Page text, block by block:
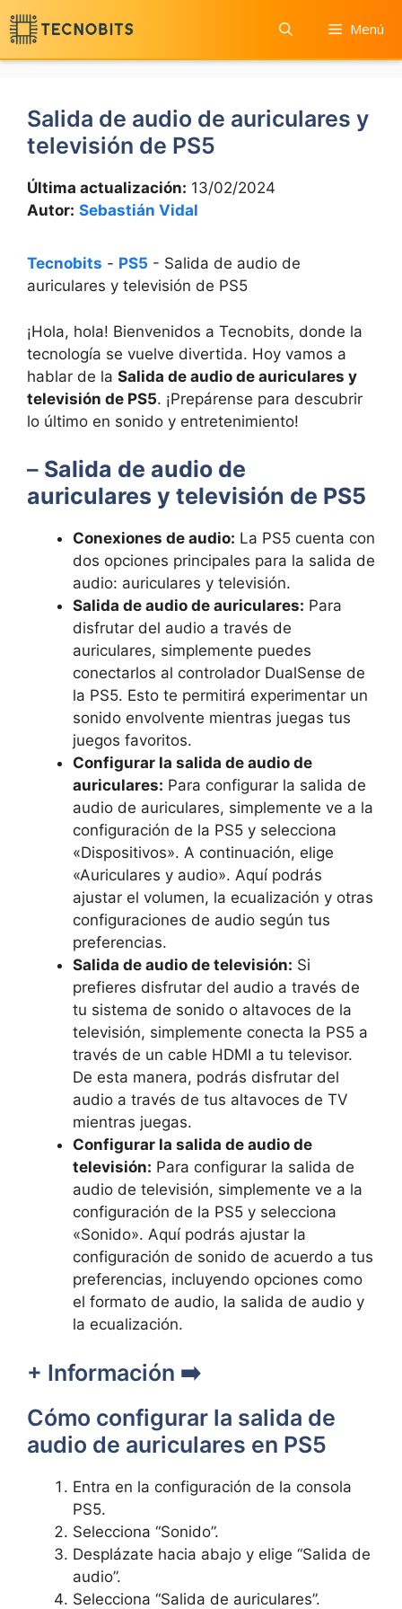
Saltar
al
contenido
Menú
Salida de audio de auriculares y
televisión de PS5
Última actualización: 13/02/2024
Autor: Sebastián Vidal
Tecnobits - PS5 - Salida de audio de
auriculares y televisión de PS5
¡Hola,​ hola! Bienvenidos a Tecnobits, donde la
tecnología se vuelve divertida. Hoy vamos a
hablar de la Salida de‌ audio de auriculares y‌
televisión de PS5. ¡Prepárense para descubrir
lo último ‍en sonido y entretenimiento!
– Salida de audio⁣ de ​
auriculares ‍y ​televisión de PS5
Conexiones de ​audio: La PS5 cuenta con
dos opciones principales para la salida⁢ de⁤
audio: auriculares y televisión.
Salida ⁢de ⁣audio de ​auriculares: Para
disfrutar del audio a través de⁤
auriculares, simplemente puedes
conectarlos al​ controlador DualSense de‌
la PS5.⁤ Esto te permitirá⁢ experimentar un
sonido envolvente mientras juegas tus
juegos favoritos.
Configurar la‌ salida de audio de
auriculares: Para configurar la ⁤salida de
audio de auriculares, simplemente ve a la
configuración de ‌la‍ PS5 y selecciona
«Dispositivos». A continuación, elige
«Auriculares y audio». Aquí podrás⁤
ajustar el volumen, ⁤la ecualización y⁣ otras⁢
configuraciones ⁢de audio según tus
preferencias.
Salida de audio de televisión: Si
prefieres disfrutar ⁣del ⁤audio a través de​
tu sistema de sonido o ⁤altavoces de ⁣la
⁢televisión, simplemente ⁤conecta⁣ la PS5⁤ a
través‌ de un cable HDMI a tu televisor.
⁤De esta‌ manera, podrás disfrutar del
audio​ a ⁤través de tus altavoces de TV
mientras juegas.
Configurar la salida de audio de
televisión: Para configurar la salida ‍de
audio de ​televisión, simplemente ve a ​la
configuración de la PS5‍ y⁣ selecciona
«Sonido».⁢ Aquí podrás‌ ajustar la
configuración de sonido de acuerdo a tus
preferencias,​ incluyendo opciones⁣ como
el⁣ formato ‌de audio,⁢ la salida ‌de audio y
la ecualización.
+ ​Información ➡️
Cómo configurar la‍ salida ‌de
audio de⁣ auriculares en PS5
Entra en la configuración⁢ de la consola
PS5.
Selecciona “Sonido”.
Desplázate hacia abajo y​ elige “Salida de
audio”.
Selecciona “Salida de⁤ auriculares”.